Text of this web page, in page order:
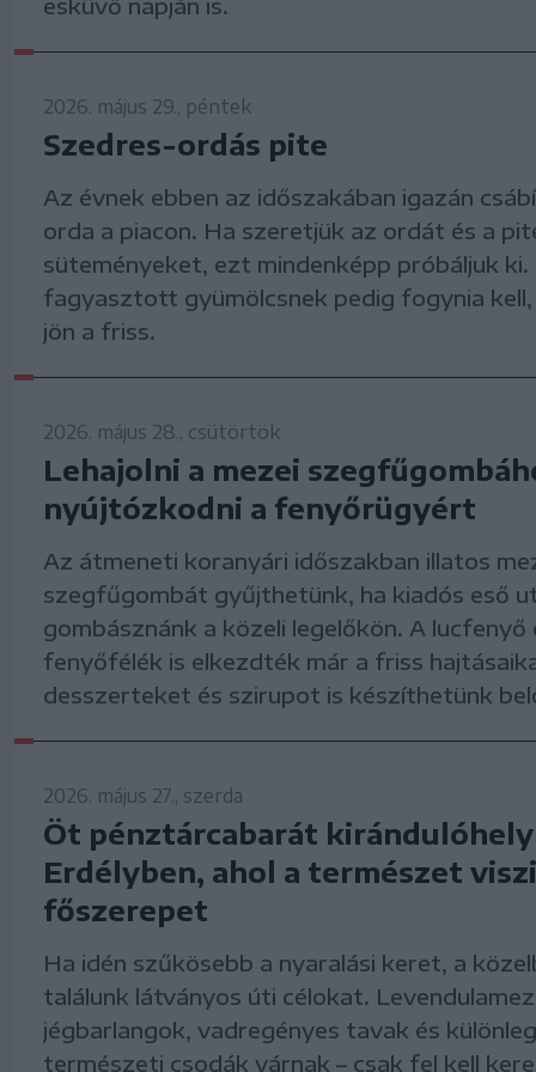
esküvő napján is.
2026. május 29., péntek
Szedres-ordás pite
Az évnek ebben az időszakában igazán
orda a piacon. Ha szeretjük az ordát és a
süteményeket, ezt mindenképp próbáljuk ki.
fagyasztott gyümölcsnek pedig fogynia kell,
jön a friss.
2026. május 28., csütörtök
Lehajolni a mezei
nyújtózkodni a fenyőrügyért
Az átmeneti koranyári időszakban illatos
szegfűgombát gyűjthetünk, ha kiadós eső
gombásznánk a közeli legelőkön. A lucfenyő
fenyőfélék is elkezdték már a friss
desszerteket és szirupot is készíthetünk
2026. május 27., szerda
Öt pénztárcabarát kirándulóhely
Erdélyben, ahol a természet
főszerepet
Ha idén szűkösebb a nyaralási keret, a
találunk látványos úti célokat.
jégbarlangok, vadregényes tavak és
természeti csodák várnak – csak fel kell